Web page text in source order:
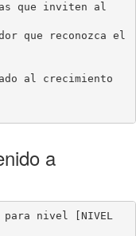
que inviten al
que reconozca el
al crecimiento
a
para nivel [NIVEL